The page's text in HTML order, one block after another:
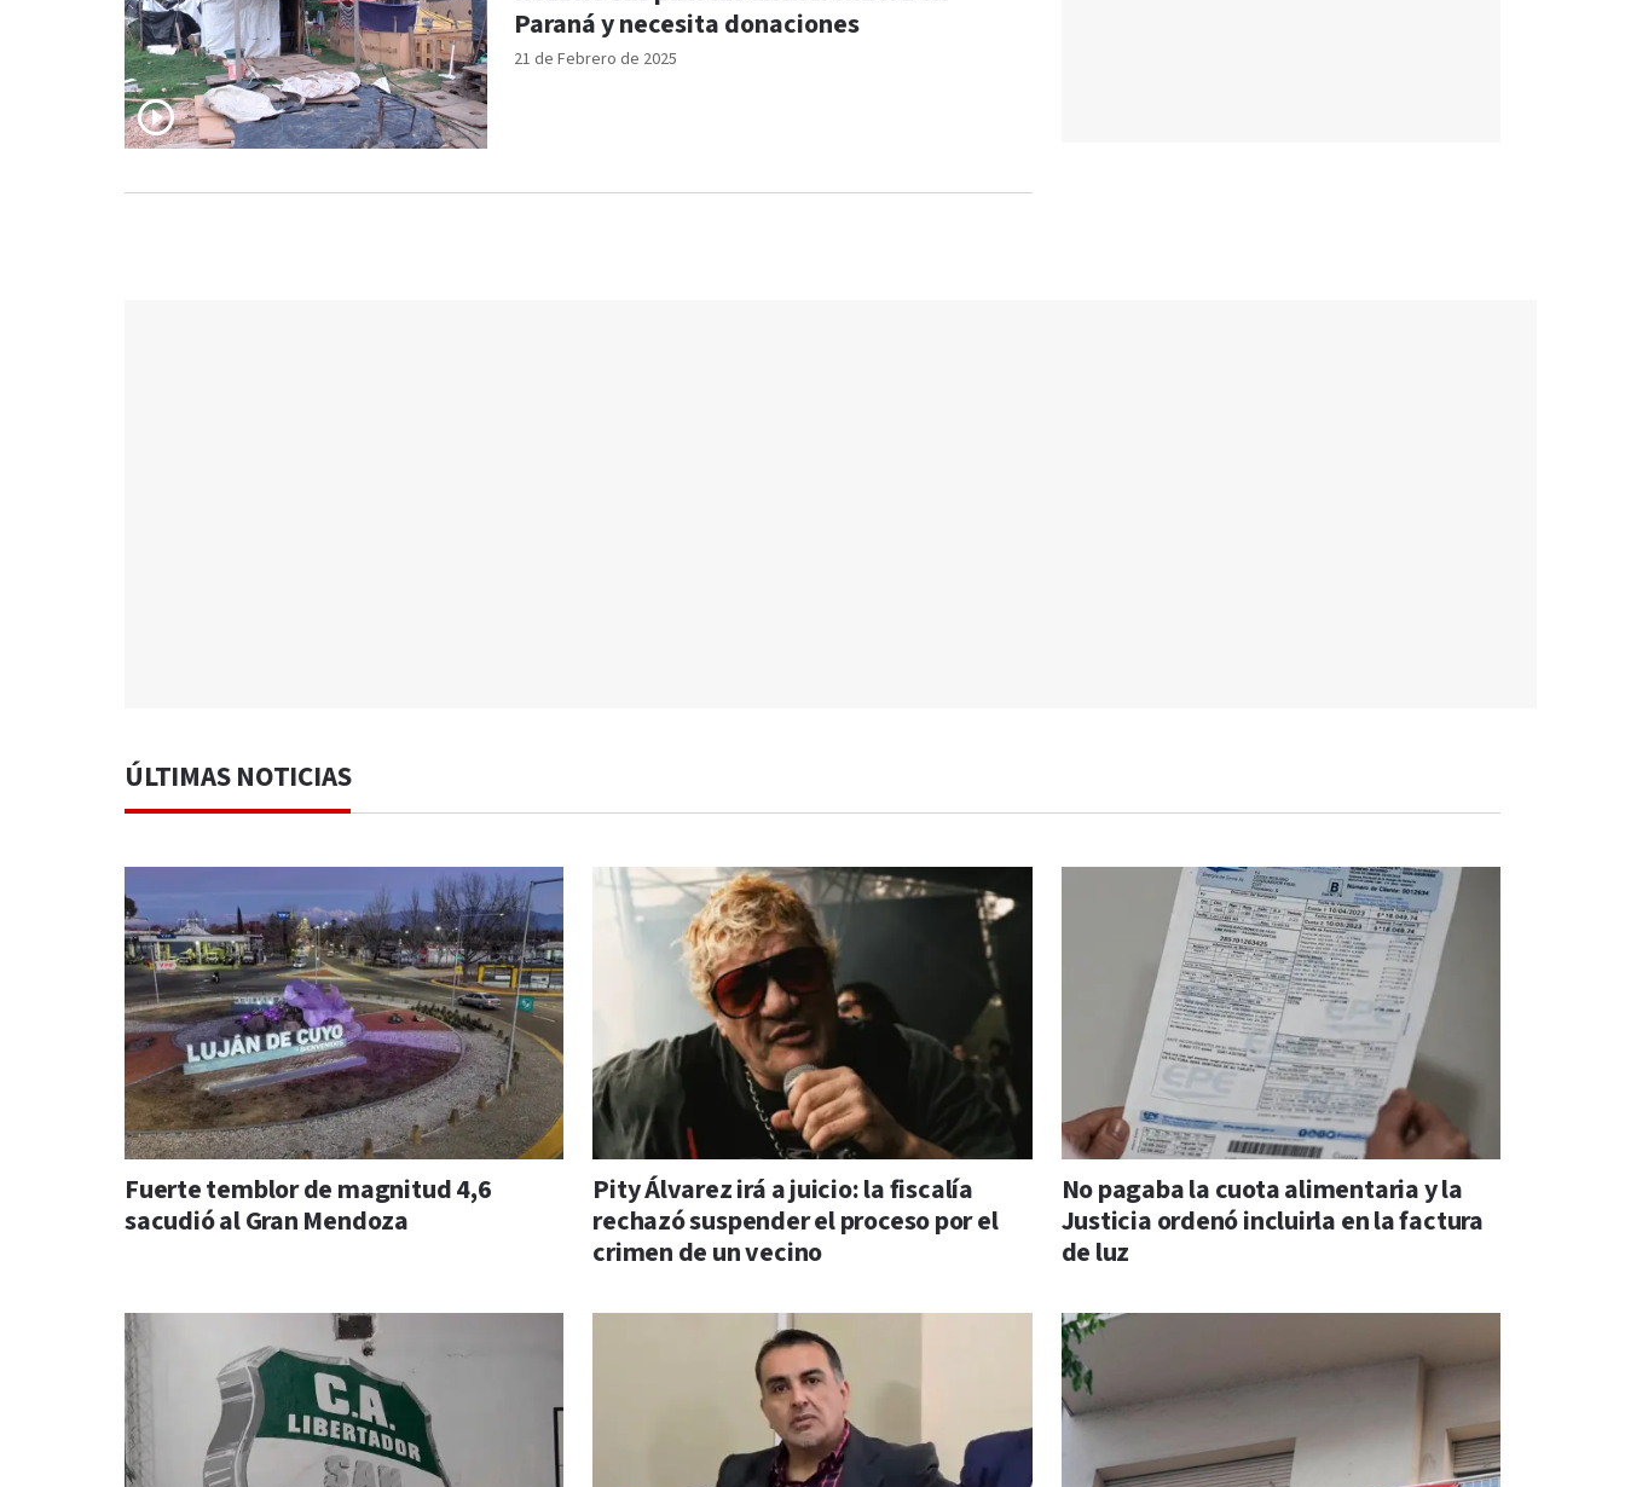
21 de Febrero de 2025
Paraná y necesita donaciones
ÚLTIMAS NOTICIAS
Fuerte temblor de magnitud 4,6
sacudió al Gran Mendoza
Pity Álvarez irá a juicio: la fiscalía
rechazó suspender el proceso por el
crimen de un vecino
No pagaba la cuota alimentaria y la
Justicia ordenó incluirla en la factura
de luz